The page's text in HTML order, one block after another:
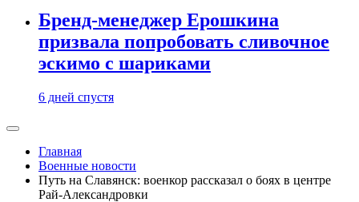
Бренд-менеджер Ерошкина
призвала попробовать сливочное
эскимо с шариками
6 дней спустя
Главная
Военные новости
Путь на Славянск: военкор рассказал о боях в центре
Рай-Александровки